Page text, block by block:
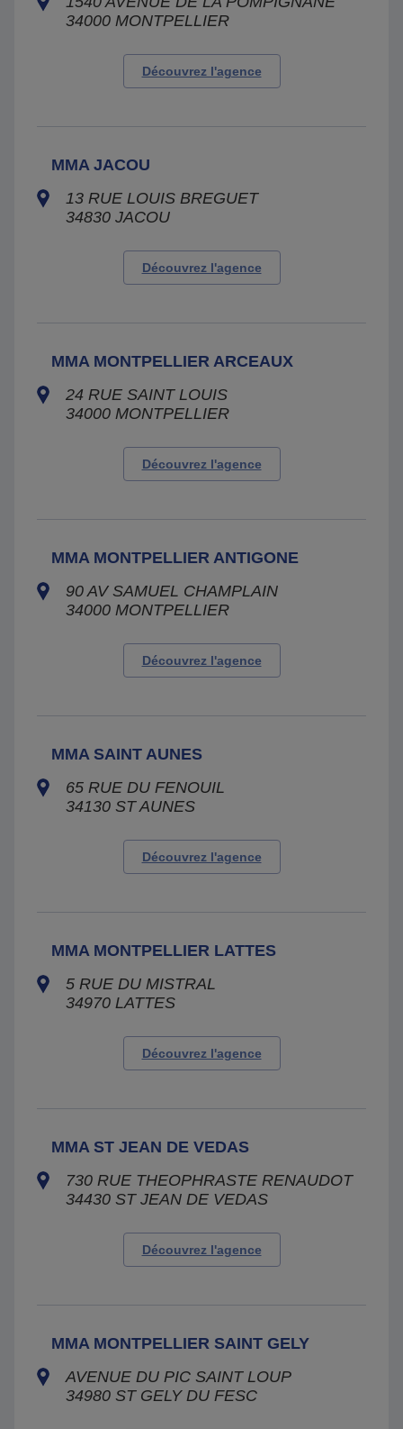
34000 MONTPELLIER
Découvrez l'agence
MMA JACOU
13 RUE LOUIS BREGUET
34830 JACOU
Découvrez l'agence
MMA MONTPELLIER ARCEAUX
24 RUE SAINT LOUIS
34000 MONTPELLIER
Découvrez l'agence
MMA MONTPELLIER ANTIGONE
90 AV SAMUEL CHAMPLAIN
34000 MONTPELLIER
Découvrez l'agence
MMA SAINT AUNES
65 RUE DU FENOUIL
34130 ST AUNES
Découvrez l'agence
MMA MONTPELLIER LATTES
5 RUE DU MISTRAL
34970 LATTES
Découvrez l'agence
MMA ST JEAN DE VEDAS
730 RUE THEOPHRASTE RENAUDOT
34430 ST JEAN DE VEDAS
Découvrez l'agence
MMA MONTPELLIER SAINT GELY
AVENUE DU PIC SAINT LOUP
34980 ST GELY DU FESC